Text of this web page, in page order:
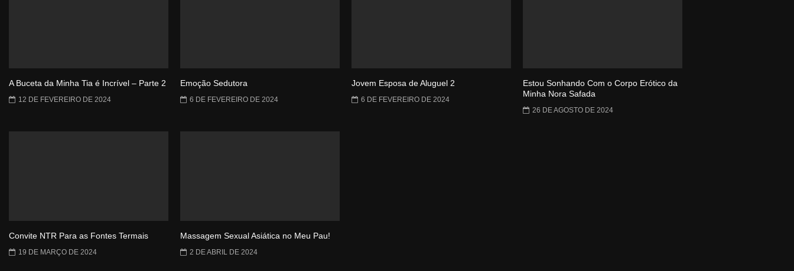
A Buceta da Minha Tia é Incrível – Parte 2
12 DE FEVEREIRO DE 2024
Emoção Sedutora
6 DE FEVEREIRO DE 2024
Jovem Esposa de Aluguel 2
6 DE FEVEREIRO DE 2024
Estou Sonhando Com o Corpo Erótico da
Minha Nora Safada
26 DE AGOSTO DE 2024
Convite NTR Para as Fontes Termais
19 DE MARÇO DE 2024
Massagem Sexual Asiática no Meu Pau!
2 DE ABRIL DE 2024